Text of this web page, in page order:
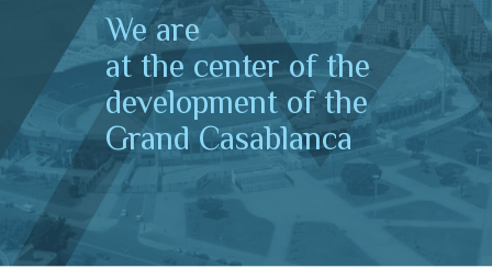
We are
at the center of the
development of the
Grand Casablanca